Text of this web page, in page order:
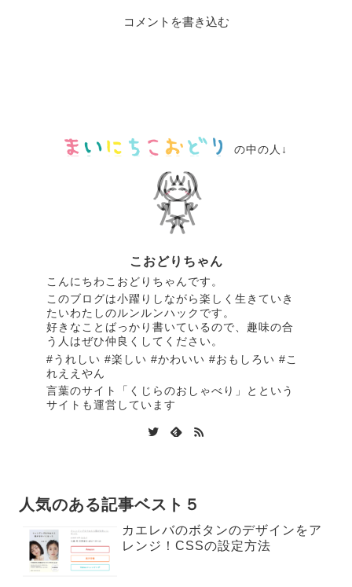
コメントを書き込む
の中の人↓
こおどりちゃん
こんにちわこおどりちゃんです。
このブログは小躍りしながら楽しく生きていき
たいわたしのルンルンハックです。
好きなことばっかり書いているので、趣味の合
う人はぜひ仲良くしてください。
#うれしい #楽しい #かわいい #おもしろい #こ
れええやん
言葉のサイト
「くじらのおしゃべり」 と という
サイトも運営しています
人気のある記事ベスト５
カエレバのボタンのデザインをア
レンジ！CSSの設定方法